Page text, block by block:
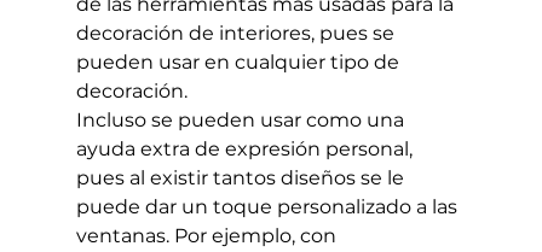
decoración de interiores, pues se
pueden usar en cualquier tipo de
decoración.
Incluso se pueden usar como una
ayuda extra de expresión personal,
pues al existir tantos diseños se le
puede dar un toque personalizado a las
ventanas. Por ejemplo, con